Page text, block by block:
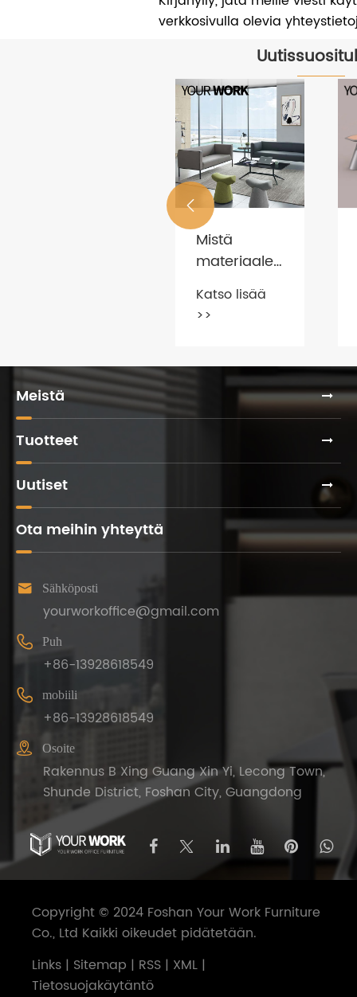
verkkosivulla olevia
Mistä
materiaaleista
toimistosohvat
on
Katso lisää
>>

Meistä
Tuotteet
Uutiset
Ota meihin yhteyttä
 Sähköposti
yourworkoffice@gmail.com
 Puh
+86-13928618549
 mobiili
+86-13928618549
 Osoite
Rakennus B Xing Guang Xin Yi, Lecong Town,
Shunde District, Foshan City, Guangdong
Copyright © 2024 Foshan Your Work Furniture
Co., Ltd Kaikki oikeudet pidätetään.
Links | Sitemap | RSS | XML |
Tietosuojakäytäntö